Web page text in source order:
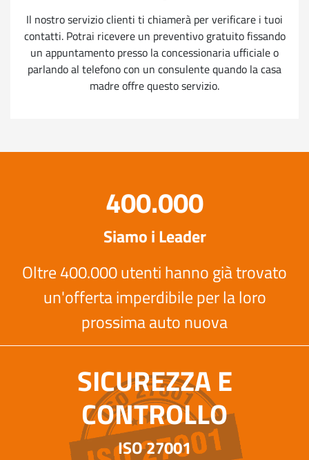
Il nostro servizio clienti ti chiamerà per verificare i tuoi
contatti. Potrai ricevere un preventivo gratuito fissando
un appuntamento presso la concessionaria ufficiale o
parlando al telefono con un consulente quando la casa
madre offre questo servizio.
400.000
Siamo i Leader
Oltre 400.000 utenti hanno già trovato
un'offerta imperdibile per la loro
prossima auto nuova
SICUREZZA E
CONTROLLO
ISO 27001